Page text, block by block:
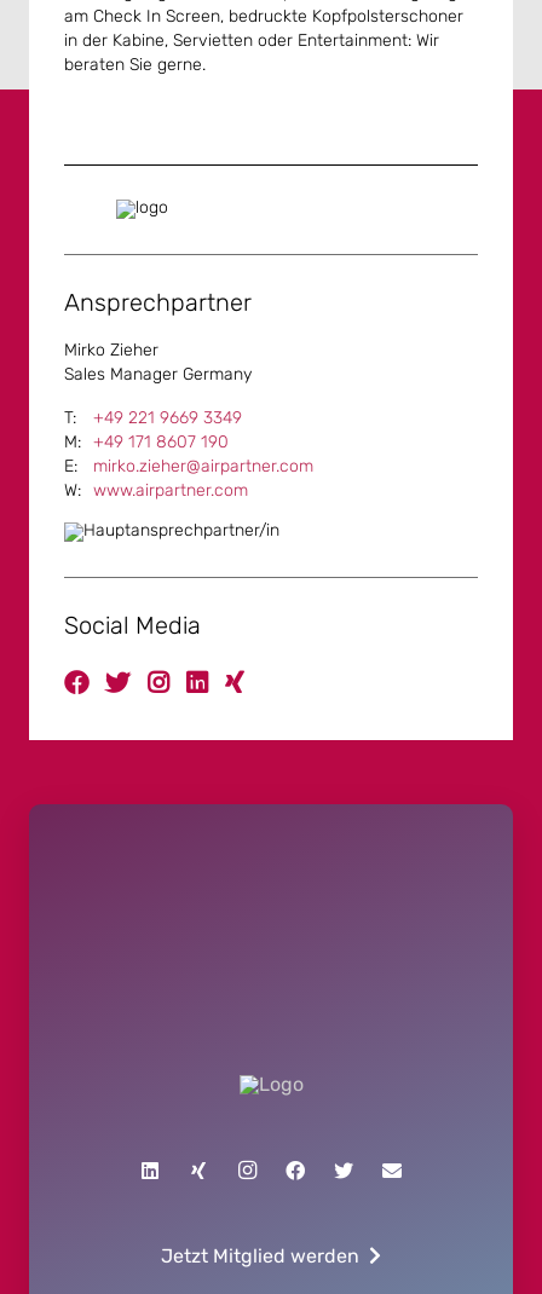
am Check In Screen, bedruckte Kopfpolsterschoner
in der Kabine, Servietten oder Entertainment: Wir
beraten Sie gerne.
Ansprechpartner
Mirko Zieher
Sales Manager Germany
+49 221 9669 3349
+49 171 8607 190
mirko.zieher@airpartner.com
www.airpartner.com
Social Media
Jetzt Mitglied werden